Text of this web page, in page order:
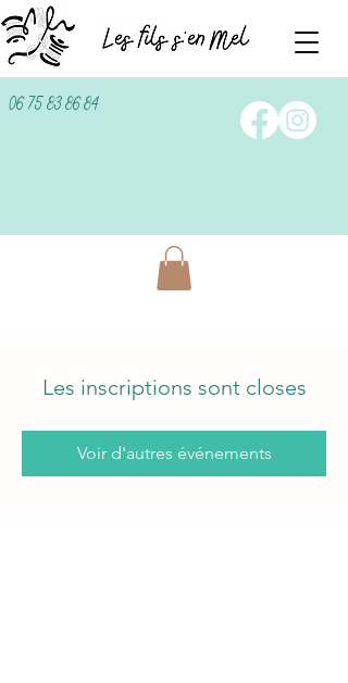
06 75 83 86 84
Les inscriptions sont closes
Voir d'autres événements